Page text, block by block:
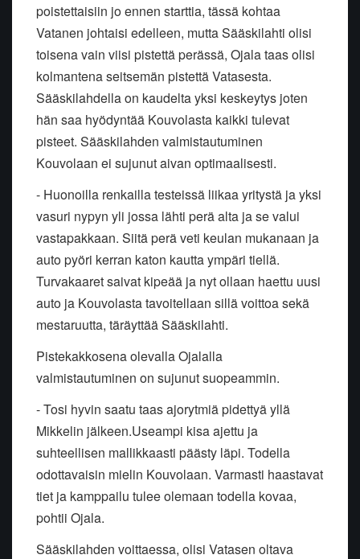
poistettaisiin jo ennen starttia, tässä kohtaa
Vatanen johtaisi edelleen, mutta Sääskilahti olisi
toisena vain viisi pistettä perässä, Ojala taas olisi
kolmantena seitsemän pistettä Vatasesta.
Sääskilahdella on kaudelta yksi keskeytys joten
hän saa hyödyntää Kouvolasta kaikki tulevat
pisteet. Sääskilahden valmistautuminen
Kouvolaan ei sujunut aivan optimaalisesti.
- Huonoilla renkailla testeissä liikaa yritystä ja yksi
vasuri nypyn yli jossa lähti perä alta ja se valui
vastapakkaan. Siitä perä veti keulan mukanaan ja
auto pyöri kerran katon kautta ympäri tiellä.
Turvakaaret saivat kipeää ja nyt ollaan haettu uusi
auto ja Kouvolasta tavoitellaan sillä voittoa sekä
mestaruutta, täräyttää Sääskilahti.
Pistekakkosena olevalla Ojalalla
valmistautuminen on sujunut suopeammin.
- Tosi hyvin saatu taas ajorytmiä pidettyä yllä
Mikkelin jälkeen.Useampi kisa ajettu ja
suhteellisen mallikkaasti päästy läpi. Todella
odottavaisin mielin Kouvolaan. Varmasti haastavat
tiet ja kamppailu tulee olemaan todella kovaa,
pohtii Ojala.
Sääskilahden voittaessa, olisi Vatasen oltava